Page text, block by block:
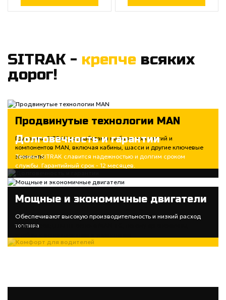
SITRAK - крепче всяких
дорог!
Продвинутые технологии MAN
Грузовики SITRAK разработаны на базе технологий и
компонентов MAN, включая кабины, шасси и другие ключевые
элементы
Долговечность и гарантии
Техника SITRAK славится надежностью и долгим сроком
службы. Гарантийный срок - 12 месяцев.
Мощные и экономичные двигатели
Обеспечивают высокую производительность и низкий расход
топлива
Комфорт для водителей
Кабины созданы на основе MAN TG, потому эргономичны,